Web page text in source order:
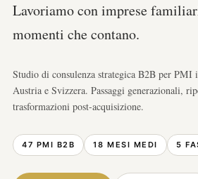
Lavoriamo con imprese
momenti che contano.
Studio di consulenza strategica B2B per PMI
Austria e Svizzera. Passaggi generazionali,
trasformazioni post-acquisizione.
47 PMI B2B 18 MESI MEDI 5